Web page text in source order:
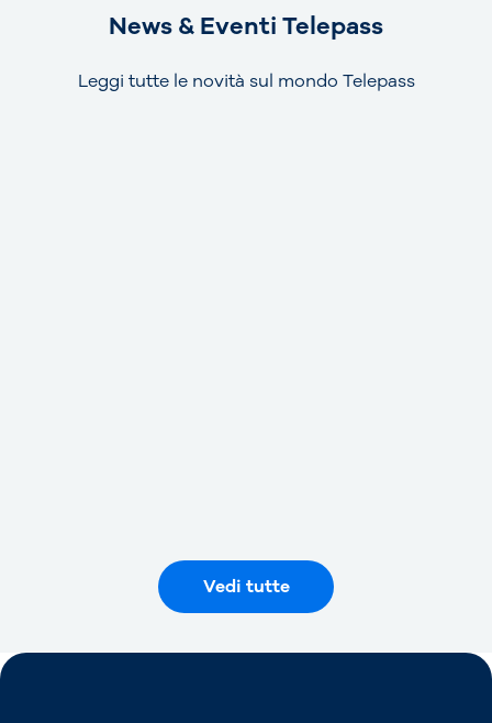
News & Eventi Telepass
Leggi tutte le novità sul mondo Telepass
Vedi tutte